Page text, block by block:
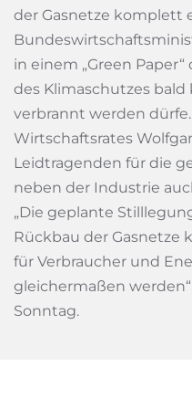
der Gasnetze komplett
in einem „Green Paper“
des Klimaschutzes
verbrannt werden
Wirtschaftsrates
Leidtragenden für die
neben der Industrie
„Die geplante
Rückbau der Gasnetze
für Verbraucher und
gleichermaßen
Sonntag.